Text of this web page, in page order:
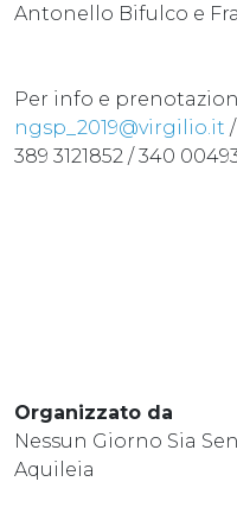
Antonello Bifulco e
Per info e
ngsp_2019@virgilio.it /
389 3121852 / 340
Organizzato da
Nessun Giorno Sia
Aquileia